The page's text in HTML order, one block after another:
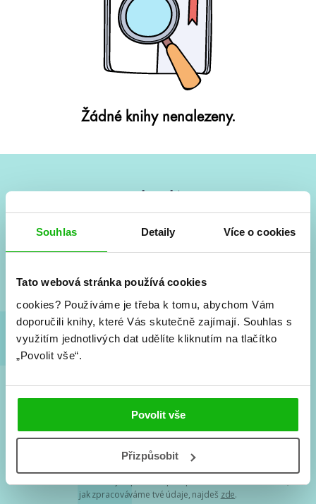
Souhlas Detaily Více o cookies
Tato webová stránka používá cookies
cookies? Používáme je třeba k tomu, abychom Vám
doporučili knihy, které Vás skutečně zajímají. Souhlas s
využitím jednotlivých dat udělíte kliknutím na tlačítko
„Povolit vše“.
Povolit vše
Přizpůsobit
Žádné knihy nenalezeny.
Vše kolem #youngadult každý měsíc rovnou do mailu!
a seriálové adaptace a další.
Souhlasím spodmínkami zpracování osobních údajů
Tvá e-mailová adresa je u nás v bezpečí. Přečti si
jak zpracováváme tvé údaje, najdeš zde.